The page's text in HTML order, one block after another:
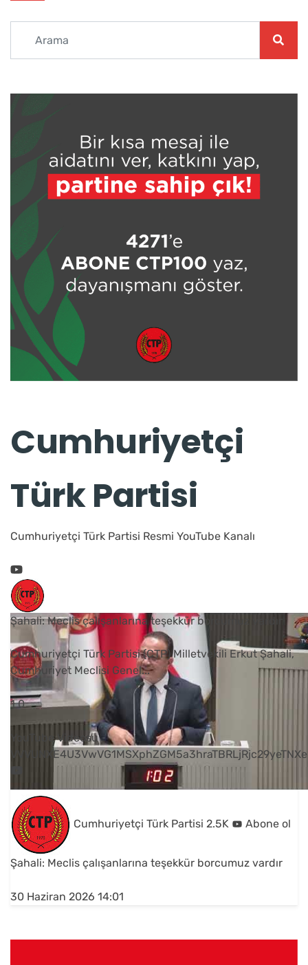
Cumhuriyetçi
Türk Partisi
Cumhuriyetçi Türk Partisi Resmi YouTube Kanalı
Şahali: Meclis çalışanlarına teşekkür borcumuz vardır
Cumhuriyetçi Türk Partisi (CTP) Milletvekili Erkut Şahali,
Cumhuriyet Meclisi Genel...
1 0
YouTube Videosu
Cumhuriyetçi Türk Partisi 2.5K Abone ol
Şahali: Meclis çalışanlarına teşekkür borcumuz vardır
30 Haziran 2026 14:01